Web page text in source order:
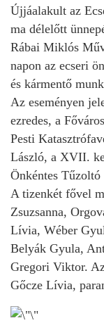
Újjáalakult az
ma délelőtt
Rábai Miklós
napon az ecseri
és kármentő
Az eseményen
ezredes, a
Pesti
László, a XVII.
Önkéntes Tűzoltó
A tizenkét fővel
Zsuzsanna,
Lívia, Wéber
Belyák Gyula,
Gregori Viktor.
Gőcze Lívia,